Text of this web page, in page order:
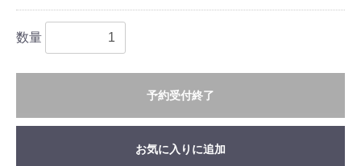
数量
予約受付終了
お気に入りに追加